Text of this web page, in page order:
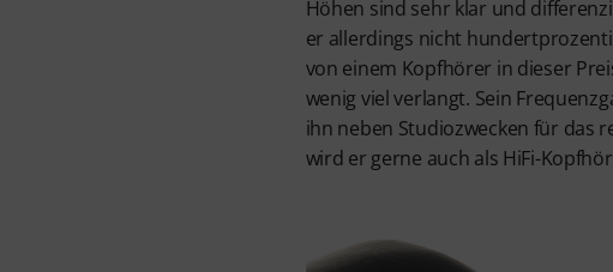
Höhen sind sehr klar und
er allerdings nicht
von einem Kopfhörer in dieser
wenig viel verlangt. Sein
ihn neben Studiozwecken für das
wird er gerne auch als HiFi-